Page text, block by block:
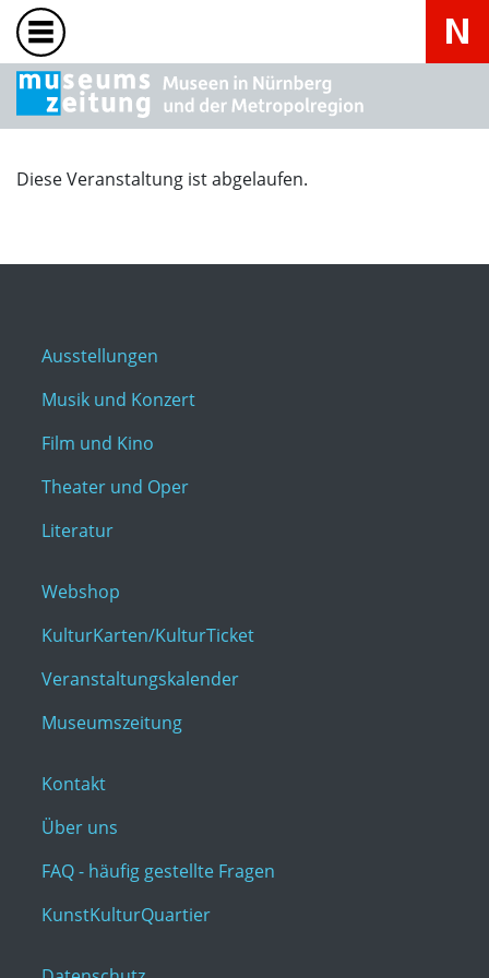
Diese Veranstaltung ist abgelaufen.
Ausstellungen
Musik und Konzert
Film und Kino
Theater und Oper
Literatur
Webshop
KulturKarten/KulturTicket
Veranstaltungskalender
Museumszeitung
Kontakt
Über uns
FAQ - häufig gestellte Fragen
KunstKulturQuartier